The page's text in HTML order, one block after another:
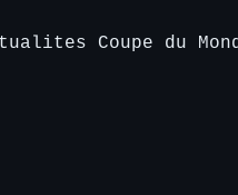
Coupe du